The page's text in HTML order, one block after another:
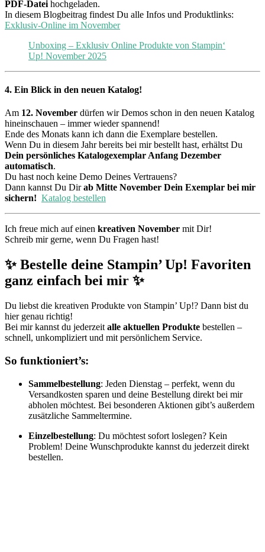
PDF-Datei hochgeladen.
In diesem Blogbeitrag findest Du alle Infos und Produktlinks:
Exklusiv-Online im November
Unboxing – Exklusiv Online Produkte von Stampin‘
Up! November 2025
4. Ein Blick in den neuen Katalog!
Am 12. November dürfen wir Demos schon in den neuen Katalog
hineinschauen – immer wieder spannend!
Ende des Monats kann ich dann die Exemplare bestellen.
Wenn Du in diesem Jahr bereits bei mir bestellt hast, erhältst Du
Dein persönliches Katalogexemplar Anfang Dezember
automatisch.
Du hast noch keine Demo Deines Vertrauens?
Dann kannst Du Dirab Mitte November Dein Exemplar bei mir
sichern! Katalog bestellen
Ich freue mich auf einen kreativen November mit Dir!
Schreib mir gerne, wenn Du Fragen hast!
✨ Bestelle deine Stampin’ Up! Favoriten
ganz einfach bei mir ✨
Du liebst die kreativen Produkte von Stampin’ Up!? Dann bist du
hier genau richtig!
Bei mir kannst du jederzeit alle aktuellen Produkte bestellen –
schnell, unkompliziert und mit persönlichem Service.
So funktioniert’s:
Sammelbestellung: Jeden Dienstag – perfekt, wenn du
Versandkosten sparen und deine Bestellung direkt bei mir
abholen möchtest. Bei besonderen Aktionen gibt’s außerdem
zusätzliche Sammeltermine.
Einzelbestellung: Du möchtest sofort loslegen? Kein
Problem! Deine Wunschprodukte kannst du jederzeit direkt
bestellen.